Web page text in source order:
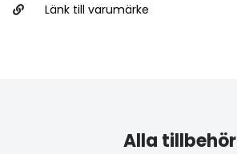
Länk till varumärke
Alla tillbehör